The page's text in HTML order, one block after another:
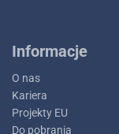
Informacje
Projekty EU